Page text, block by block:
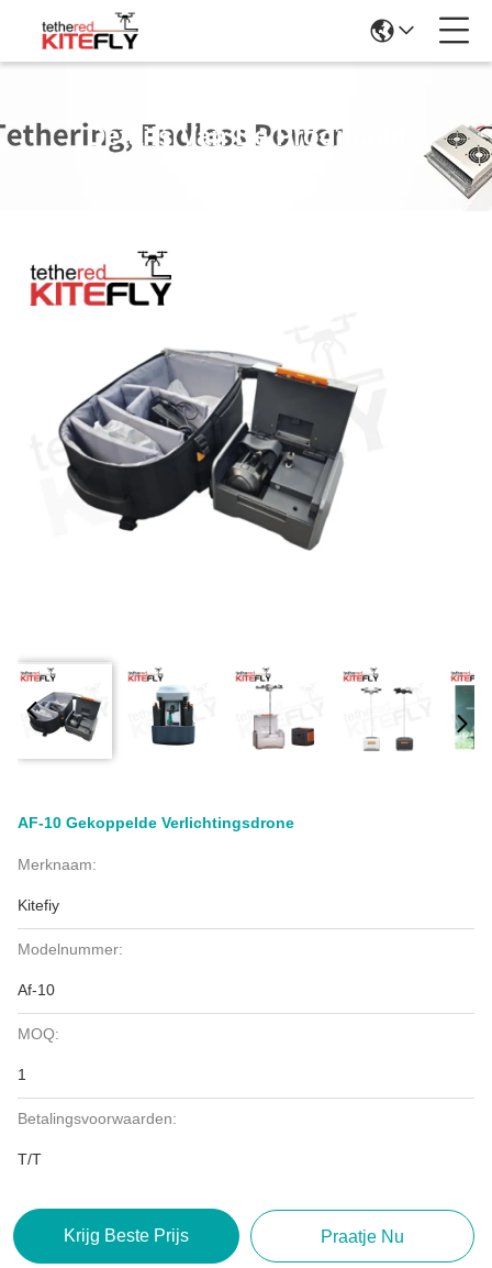
Details Van De Producten
AF-10 Gekoppelde Verlichtingsdrone
Merknaam:
Kitefiy
Modelnummer:
Af-10
MOQ:
1
Betalingsvoorwaarden:
T/T
Krijg Beste Prijs Praatje Nu